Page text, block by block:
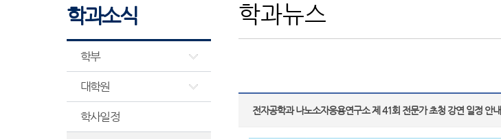
학과소식
학부
대학원
학사일정
학과뉴스
전자공학과 나노소자응용연구소 제 41회 전문가 초청 강연 일정 안내